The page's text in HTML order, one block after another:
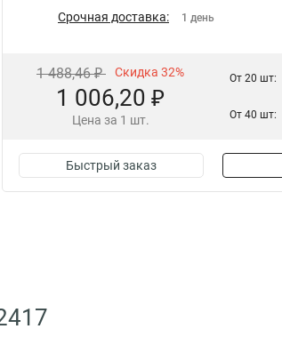
Срочная доставка: 1 день
1 488,46 ₽ Скидка 32%
1 006,20 ₽
Цена за 1 шт.
От 20 шт:
От 40 шт:
Быстрый заказ